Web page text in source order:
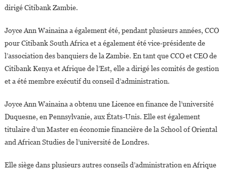
dirigé Citibank Zambie.
Joyce Ann Wainaina a également été, pendant plusieurs années, CCO
pour Citibank South Africa et a également été vice-présidente de
l’association des banquiers de la Zambie. En tant que CCO et CEO de
Citibank Kenya et Afrique de l’Est, elle a dirigé les comités de gestion
et a été membre exécutif du conseil d’administration.
Joyce Ann Wainaina a obtenu une Licence en finance de l’université
Duquesne, en Pennsylvanie, aux États-Unis. Elle est également
titulaire d’un Master en économie financière de la School of Oriental
and African Studies de l’université de Londres.
Elle siège dans plusieurs autres conseils d’administration en Afrique